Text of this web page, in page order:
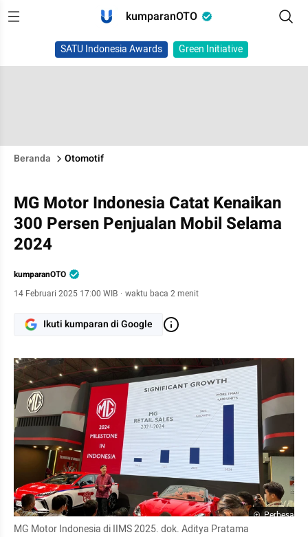
kumparanOTO
SATU Indonesia Awards Green Initiative
Beranda Otomotif
MG Motor Indonesia Catat Kenaikan
300 Persen Penjualan Mobil Selama
2024
kumparanOTO
14 Februari 2025 17:00 WIB · waktu baca 2 menit
Ikuti kumparan di Google
Perbesar
MG Motor Indonesia di IIMS 2025. dok. Aditya Pratama